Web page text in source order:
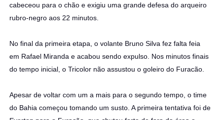
cabeceou para o chão e exigiu uma grande defesa do arqueiro
rubro-negro aos 22 minutos.
No final da primeira etapa, o volante Bruno Silva fez falta feia
em Rafael Miranda e acabou sendo expulso. Nos minutos finais
do tempo inicial, o Tricolor não assustou o goleiro do Furacão.
Apesar de voltar com um a mais para o segundo tempo, o time
do Bahia começou tomando um susto. A primeira tentativa foi de